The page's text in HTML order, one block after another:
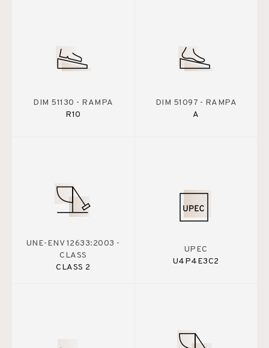
DIM 51130 - RAMPA
R10
DIM 51097 - RAMPA
A
UNE-ENV 12633:2003 -
CLASS
CLASS 2
UPEC
U4P4E3C2